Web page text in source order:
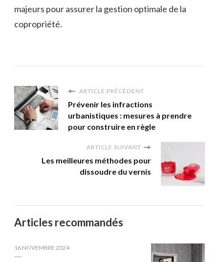
majeurs pour assurer la gestion optimale de la
copropriété.
ARTICLE PRÉCÉDENT
Prévenir les infractions
urbanistiques : mesures à prendre
pour construire en règle
ARTICLE SUIVANT
Les meilleures méthodes pour
dissoudre du vernis
Articles recommandés
16 NOVEMBRE 2024